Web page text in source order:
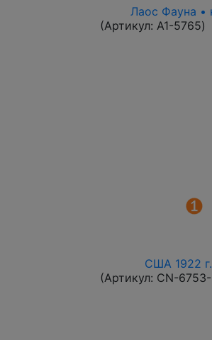
Лаос Фауна •
(Артикул: A1-5765)
США 1922
(Артикул: CN-